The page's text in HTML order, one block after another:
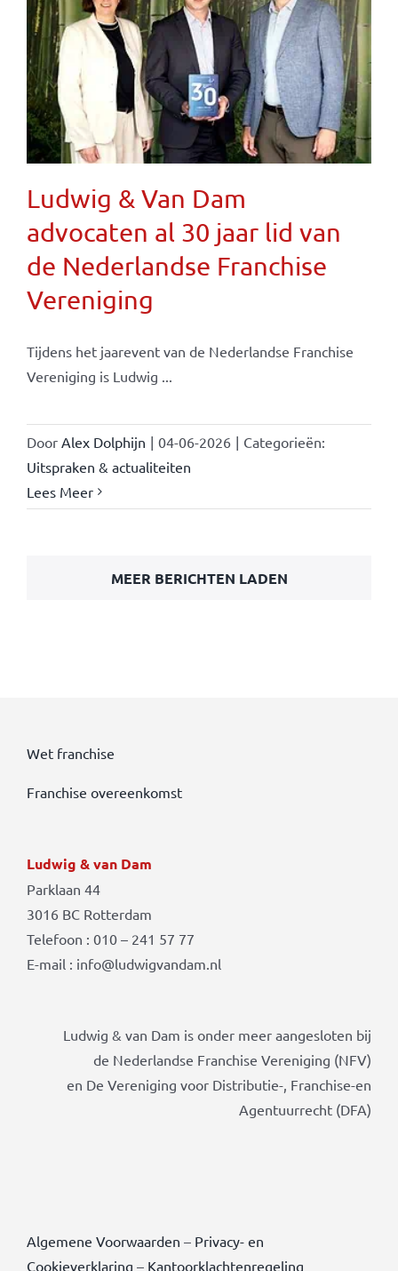
Ludwig & Van Dam
advocaten al 30 jaar lid van
de Nederlandse Franchise
Vereniging
Tijdens het jaarevent van de Nederlandse Franchise
Vereniging is Ludwig ...
Door Alex Dolphijn | 04-06-2026 | Categorieën:
Uitspraken & actualiteiten
Lees Meer
MEER BERICHTEN LADEN
Wet franchise
Franchise overeenkomst
Ludwig & van Dam
Parklaan 44
3016 BC Rotterdam
Telefoon : 010 – 241 57 77
E-mail : info@ludwigvandam.nl
Ludwig & van Dam is onder meer aangesloten bij
de Nederlandse Franchise Vereniging (NFV)
en De Vereniging voor Distributie-, Franchise-en
Agentuurrecht (DFA)
Algemene Voorwaarden – Privacy- en
Cookieverklaring – Kantoorklachtenregeling